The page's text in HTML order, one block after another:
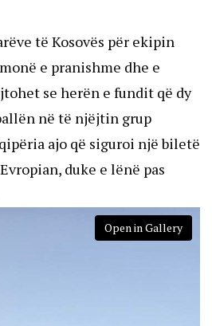
të Kosovës për ekipin
e pranishme dhe e
se herën e fundit që dy
në të njëjtin grup
ajo që siguroi një biletë
duke e lënë pas
Open in Gallery